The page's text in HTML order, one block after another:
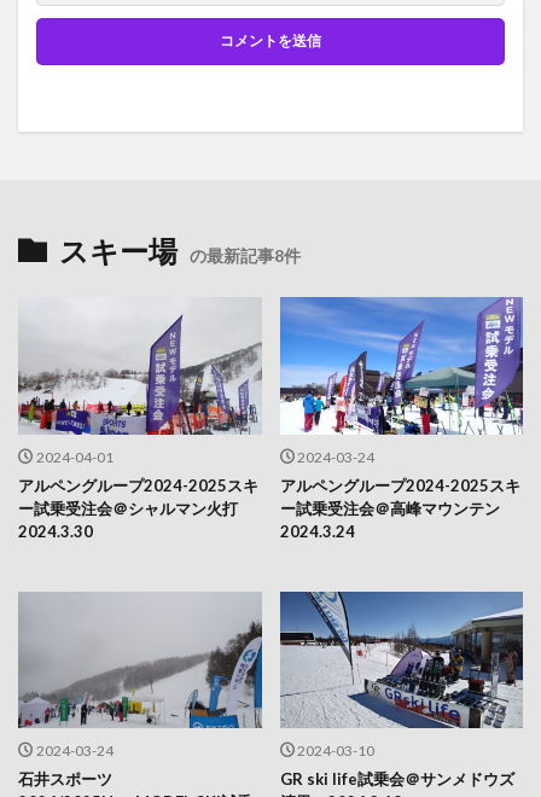
スキー場 の最新記事8件
2024-04-01
アルペングループ2024-2025スキ
ー試乗受注会＠シャルマン火打
2024.3.30
2024-03-24
アルペングループ2024-2025スキ
ー試乗受注会＠高峰マウンテン
2024.3.24
2024-03-24
石井スポーツ
2024-03-10
GR ski life試乗会＠サンメドウズ